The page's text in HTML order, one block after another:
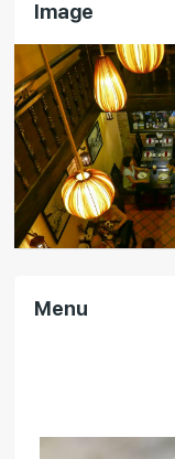
Image
Menu